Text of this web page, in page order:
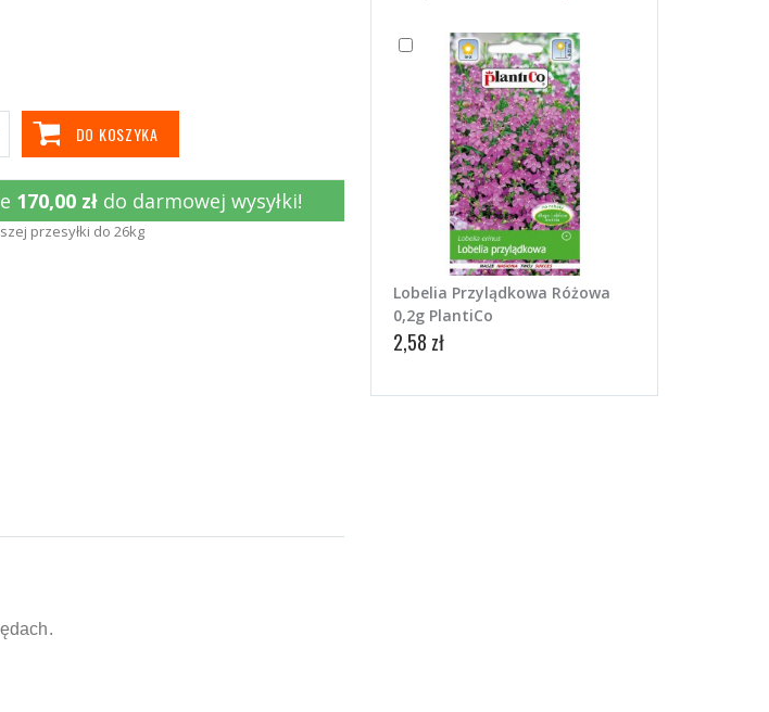
DO KOSZYKA
170,00 zł do darmowej wysyłki!
przesyłki do 26kg
Lobelia Przylądkowa Różowa
0,2g PlantiCo
2,58 zł